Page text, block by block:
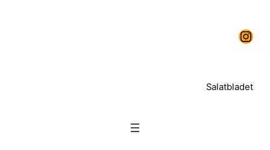
Instagram
Salatbladet